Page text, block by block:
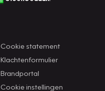
Cookie statement
Klachtenformulier
Brandportal
Cookie instellingen